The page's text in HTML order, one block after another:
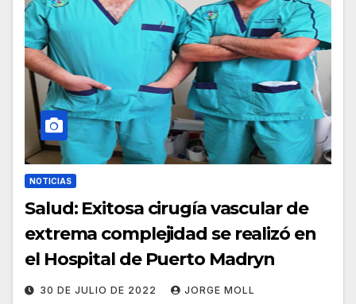
NOTICIAS
Salud: Exitosa cirugía vascular de
extrema complejidad se realizó en
el Hospital de Puerto Madryn
30 DE JULIO DE 2022 JORGE MOLL